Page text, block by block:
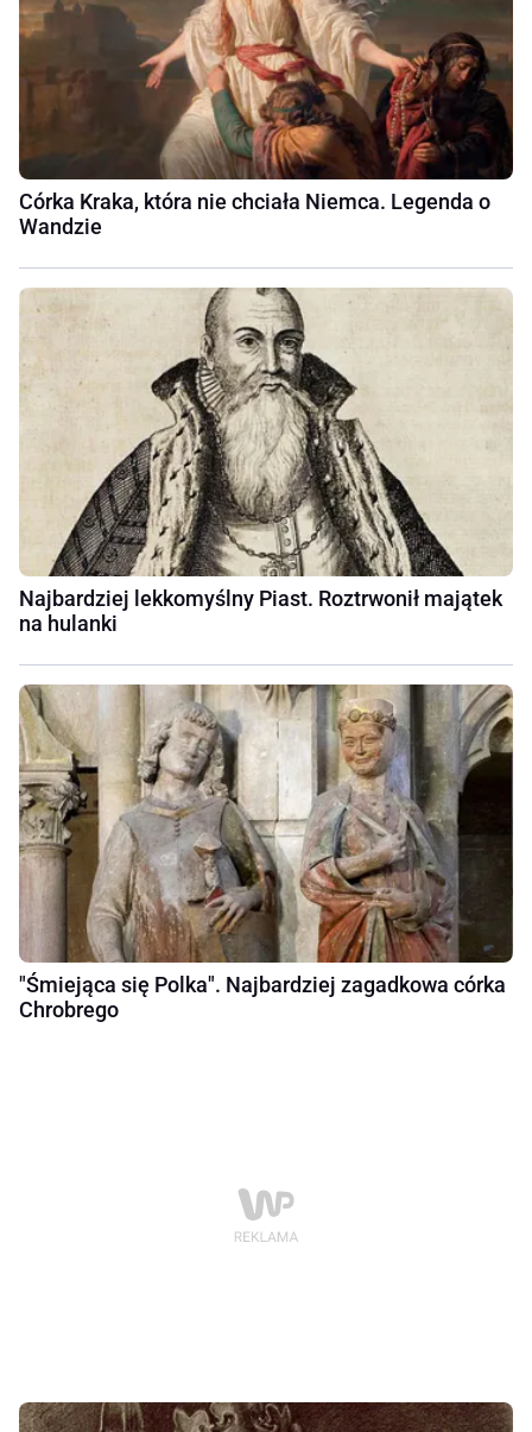
Córka Kraka, która nie chciała Niemca. Legenda o
Wandzie
Najbardziej lekkomyślny Piast. Roztrwonił majątek
na hulanki
"Śmiejąca się Polka". Najbardziej zagadkowa córka
Chrobrego